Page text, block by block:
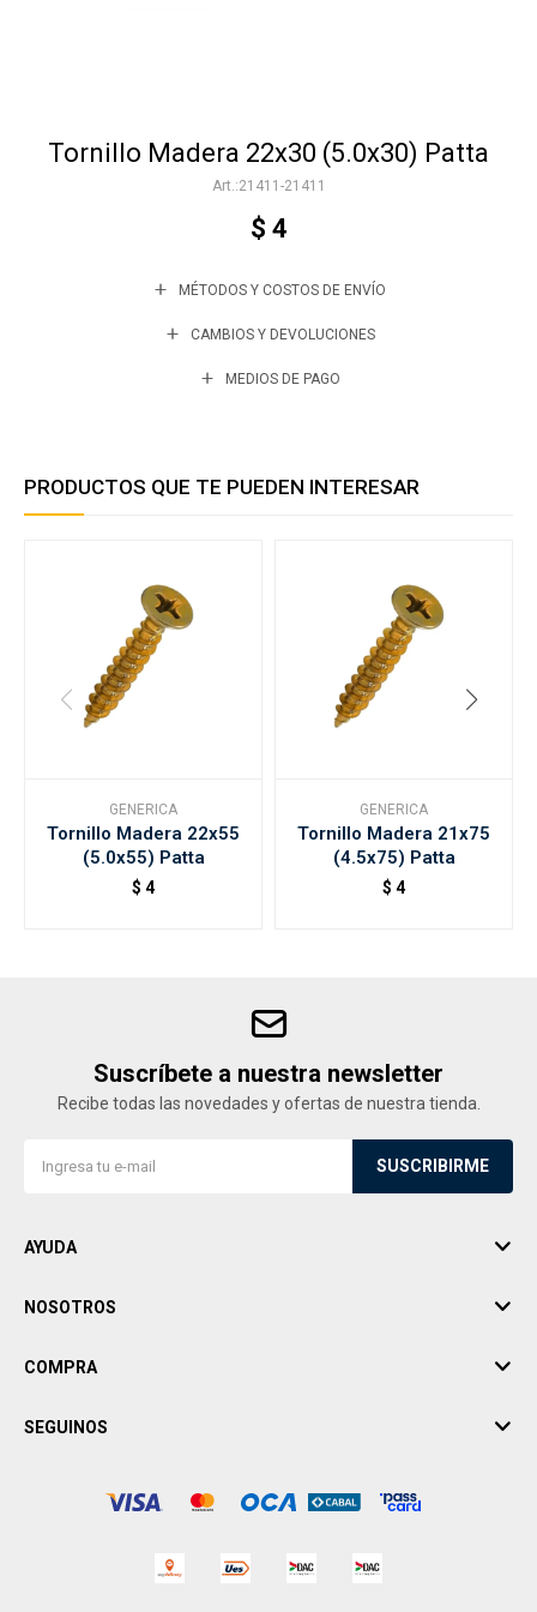
Tornillo Madera 22x30 (5.0x30) Patta
21411-21411
$ 4
MÉTODOS Y COSTOS DE ENVÍO
CAMBIOS Y DEVOLUCIONES
MEDIOS DE PAGO
PRODUCTOS QUE TE PUEDEN INTERESAR
GENERICA
Tornillo Madera 22x55
(5.0x55) Patta
$ 4
GENERICA
Tornillo Madera 21x75
(4.5x75) Patta
$ 4
Suscríbete a nuestra newsletter
Recibe todas las novedades y ofertas de nuestra tienda.
SUSCRIBIRME
AYUDA
NOSOTROS
COMPRA
SEGUINOS
Varios